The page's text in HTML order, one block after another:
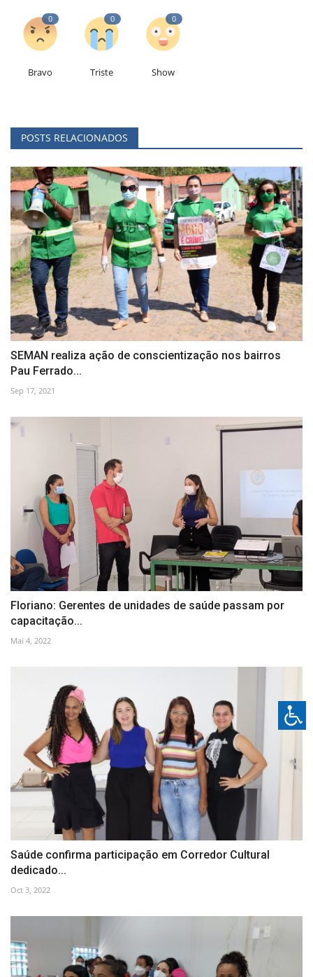
0
Bravo
0
Triste
0
Show
POSTS RELACIONADOS
SEMAN realiza ação de conscientização nos bairros
Pau Ferrado...
Sep 17, 2021
Floriano: Gerentes de unidades de saúde passam por
capacitação...
Mai 4, 2022
Saúde confirma participação em Corredor Cultural
dedicado...
Oct 3, 2022